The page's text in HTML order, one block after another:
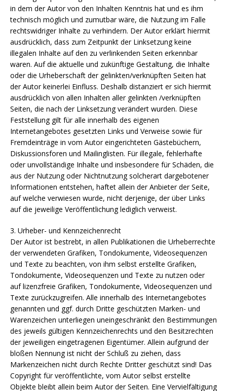
in dem der Autor von den Inhalten Kenntnis hat und es ihm
technisch möglich und zumutbar wäre, die Nutzung im Falle
rechtswidriger Inhalte zu verhindern. Der Autor erklärt hiermit
ausdrücklich, dass zum Zeitpunkt der Linksetzung keine
illegalen Inhalte auf den zu verlinkenden Seiten erkennbar
waren. Auf die aktuelle und zukünftige Gestaltung, die Inhalte
oder die Urheberschaft der gelinkten/verknüpften Seiten hat
der Autor keinerlei Einfluss. Deshalb distanziert er sich hiermit
ausdrücklich von allen Inhalten aller gelinkten /verknüpften
Seiten, die nach der Linksetzung verändert wurden. Diese
Feststellung gilt für alle innerhalb des eigenen
Internetangebotes gesetzten Links und Verweise sowie für
Fremdeinträge in vom Autor eingerichteten Gästebüchern,
Diskussionsforen und Mailinglisten. Für illegale, fehlerhafte
oder unvollständige Inhalte und insbesondere für Schäden, die
aus der Nutzung oder Nichtnutzung solcherart dargebotener
Informationen entstehen, haftet allein der Anbieter der Seite,
auf welche verwiesen wurde, nicht derjenige, der über Links
auf die jeweilige Veröffentlichung lediglich verweist.
3. Urheber- und Kennzeichenrecht
Der Autor ist bestrebt, in allen Publikationen die Urheberrechte
der verwendeten Grafiken, Tondokumente, Videosequenzen
und Texte zu beachten, von ihm selbst erstellte Grafiken,
Tondokumente, Videosequenzen und Texte zu nutzen oder
auf lizenzfreie Grafiken, Tondokumente, Videosequenzen und
Texte zurückzugreifen. Alle innerhalb des Internetangebotes
genannten und ggf. durch Dritte geschützten Marken- und
Warenzeichen unterliegen uneingeschränkt den Bestimmungen
des jeweils gültigen Kennzeichenrechts und den Besitzrechten
der jeweiligen eingetragenen Eigentümer. Allein aufgrund der
bloßen Nennung ist nicht der Schluß zu ziehen, dass
Markenzeichen nicht durch Rechte Dritter geschützt sind! Das
Copyright für veröffentlichte, vom Autor selbst erstellte
Objekte bleibt allein beim Autor der Seiten. Eine Vervielfältigung